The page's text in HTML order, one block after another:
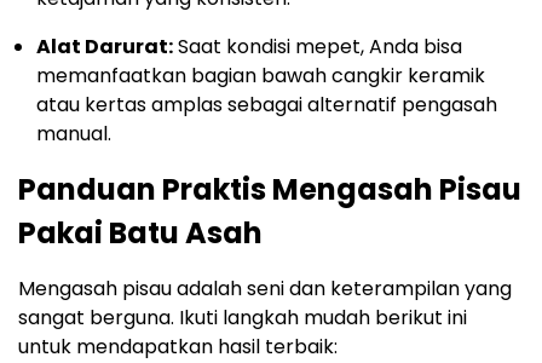
Alat Darurat:Saat kondisi mepet, Anda bisa
memanfaatkan bagian bawah cangkir keramik
atau kertas amplas sebagai alternatif pengasah
manual.
Panduan Praktis Mengasah Pisau
Pakai Batu Asah
Mengasah pisau adalah seni dan keterampilan yang
sangat berguna. Ikuti langkah mudah berikut ini
untuk mendapatkan hasil terbaik: